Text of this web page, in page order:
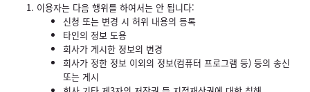
이용자는 다음 행위를 하여서는 안 됩니다:
신청 또는 변경 시 허위 내용의 등록
타인의 정보 도용
회사가 게시한 정보의 변경
회사가 정한 정보 이외의 정보(컴퓨터 프로그램 등) 등의 송신
또는 게시